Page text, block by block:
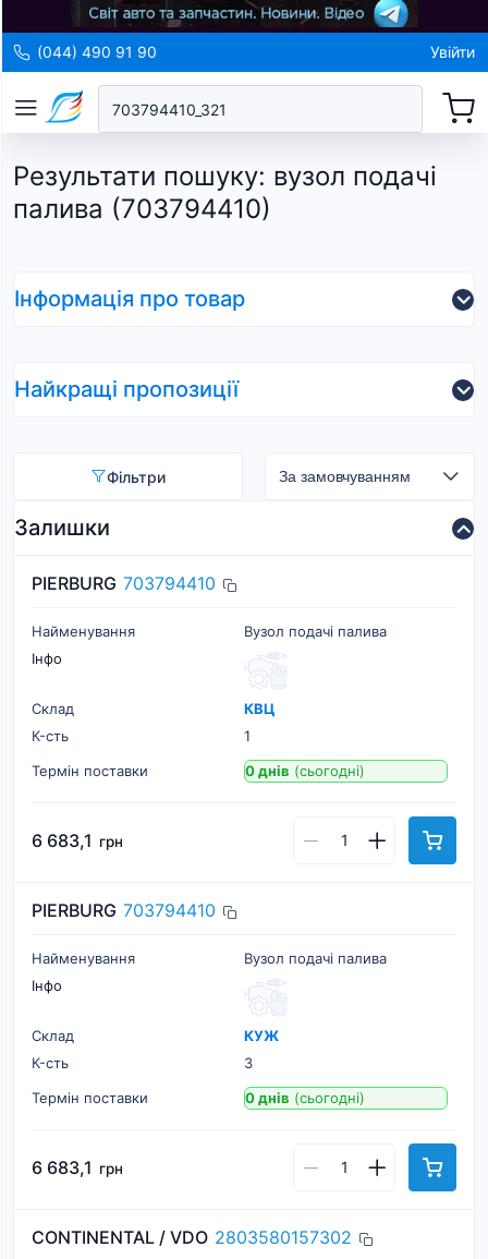
(044) 490 91 90 Увійти
Результати пошуку: вузол подачі
палива (703794410)
Інформація про товар
Найкращі пропозиції
Фільтри
Залишки
PIERBURG 703794410
Найменування
Вузол подачі палива
Інфо
Склад
КВЦ
К-cть
1
Термін поставки
0 днів (сьогодні)
6 683,1 грн
PIERBURG 703794410
Найменування
Вузол подачі палива
Інфо
Склад
КУЖ
К-cть
3
Термін поставки
0 днів (сьогодні)
6 683,1 грн
CONTINENTAL / VDO 2803580157302